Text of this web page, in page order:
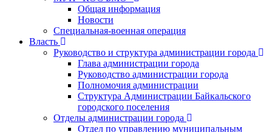
Общая информация
Новости
Специальная-военная операция
Власть
Руководство и структура администрации города
Глава администрации города
Руководство администрации города
Полномочия администрации
Структура Администрации Байкальского
городского поселения
Отделы администрации города
Отдел по управлению муниципальным